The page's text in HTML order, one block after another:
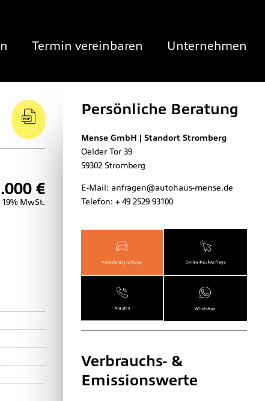
Termin vereinbaren Unternehmen
€
19% MwSt.
Persönliche Beratung
Mense GmbH | Standort Stromberg
Oelder Tor 39
59302 Stromberg
E-Mail: anfragen@autohaus-mense.de
Telefon: + 49 2529 93100
Verbrauchs- &
Emissionswerte